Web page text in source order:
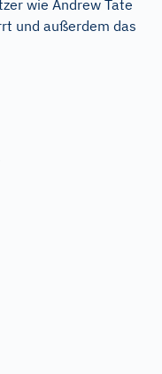
wie Andrew Tate
und außerdem das